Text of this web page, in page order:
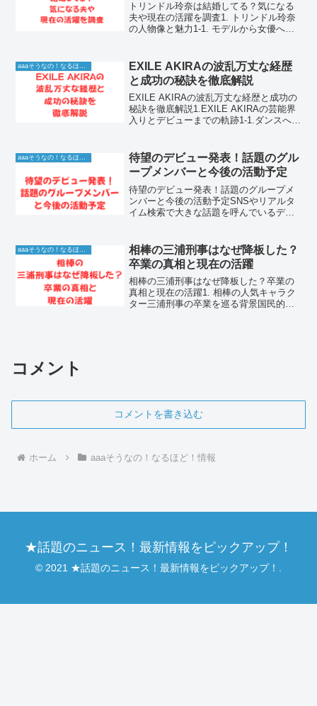
トリンドル玲奈は結婚してる？気になる
夫や現在の活躍を調査1. トリンドル玲奈
の人物像と魅力1-1. モデルから女優へ進
来、日本のエンターテインメント界で常
に第一線を走り...
aaaそうなの！なるほど！情報
EXILE AKIRAの波乱万丈な経歴
と成功の秘訣を徹底解説
EXILE AKIRAの波乱万丈な経歴と成功の
秘訣を徹底解説1.EXILE AKIRAの芸能界
入りとデビューまでの軌跡1-1.ダンスへの
は、まだ若く夢を探していた...
aaaそうなの！なるほど！情報
待望のデビュー発表！話題のグル
ープメンバーと今後の活動予定
待望のデビュー発表！話題のグループメ
ンバーと今後の活動予定SNSやリアルタ
イム検索で大きな話題を呼んでいるデビ
プが正式に活動を開始し、世界中から熱
い視線が注がれています...
相棒の三浦刑事はなぜ降板した？
卒業の真相と現在の活躍
相棒の三浦刑事はなぜ降板した？卒業の
真相と現在の活躍1. 相棒の人気キャラク
ター三浦刑事の卒業を巡る背景国民的人
コメント
コメントを書き込む
ホーム aaaそうなの！なるほど！情報
★話題のニュース！最新情報をピックアップ！
© 2021 ★話題のニュース！最新情報をピックアップ！.